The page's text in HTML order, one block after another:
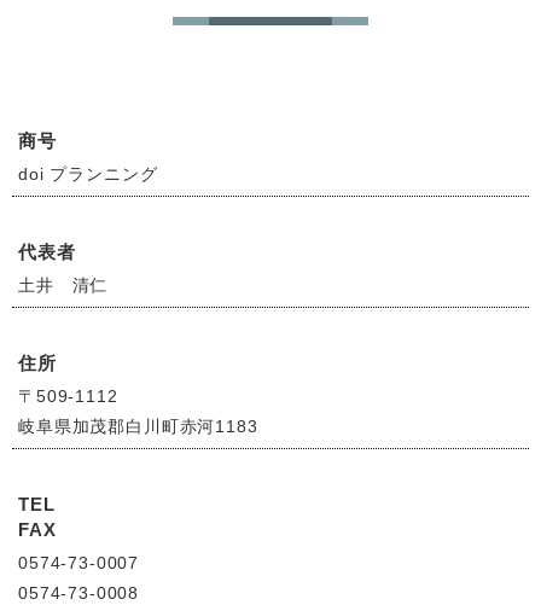
商号
doi プランニング
代表者
土井 清仁
住所
〒509-1112
岐阜県加茂郡白川町赤河1183
TEL
FAX
0574-73-0007
0574-73-0008